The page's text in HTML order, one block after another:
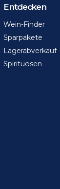
Entdecken
Wein-Finder
Sparpakete
Lagerabverkauf
Spirituosen